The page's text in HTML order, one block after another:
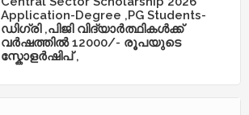
Application-Degree ,PG Students-
ഡിഗ്രി ,പിജി വിദ്യാർത്ഥികൾക്ക്
വർഷത്തിൽ 12000/- രൂപയുടെ
സ്കോളർഷിപ് ,